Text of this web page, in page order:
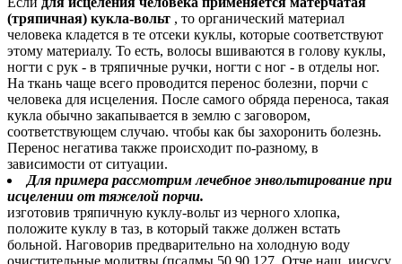
(тряпичная) кукла-вольт , то органический материал
человека кладется в те отсеки куклы, которые соответствуют
этому материалу. То есть, волосы вшиваются в голову куклы,
ногти с рук - в тряпичные ручки, ногти с ног - в отделы ног.
На ткань чаще всего проводится перенос болезни, порчи с
человека для исцеления. После самого обряда переноса, такая
кукла обычно закапывается в землю с заговором,
соответствующем случаю. чтобы как бы захоронить болезнь.
Перенос негатива также происходит по-разному, в
зависимости от ситуации.
Для примера рассмотрим лечебное энвольтирование при
исцелении от тяжелой порчи.
изготовив тряпичную куклу-вольт из черного хлопка,
положите куклу в таз, в который также должен встать
больной. Наговорив предварительно на холодную воду
очистительные молитвы (псалмы 50,90,127, Отче наш, иисусу